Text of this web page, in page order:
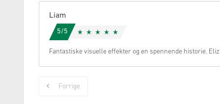
Liam
5/5
Fantastiske visuelle effekter og en spennende historie.
Forrige